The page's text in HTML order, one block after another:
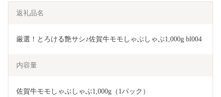
返礼品名
厳選！とろける艶サシ♪佐賀牛モモしゃぶしゃぶ1,000g bl004
内容量
佐賀牛モモしゃぶしゃぶ1,000g（1パック）